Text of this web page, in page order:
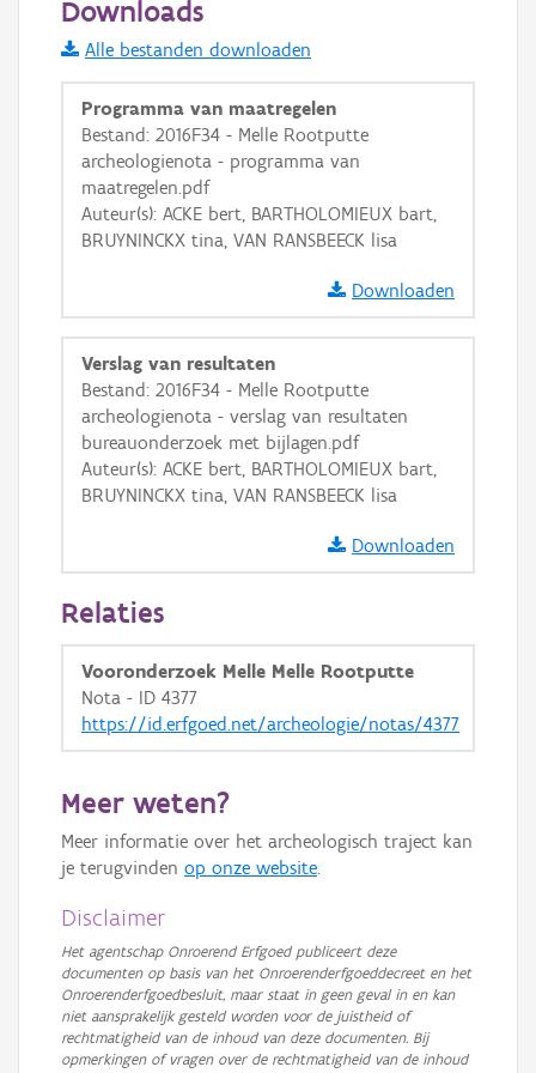
Informatie Vlaanderen
i
+ −
Basis Lagen
OSM-Basiskaart
Ortho
GRB-Basiskaart
Downloads
Alle bestanden downloaden
Programma van maatregelen
Bestand: 2016F34 - Melle Rootputte
archeologienota - programma van
maatregelen.pdf
Auteur(s): ACKE bert, BARTHOLOMIEUX bart,
BRUYNINCKX tina, VAN RANSBEECK lisa
Downloaden
Verslag van resultaten
Bestand: 2016F34 - Melle Rootputte
archeologienota - verslag van resultaten
bureauonderzoek met bijlagen.pdf
Auteur(s): ACKE bert, BARTHOLOMIEUX bart,
BRUYNINCKX tina, VAN RANSBEECK lisa
Downloaden
Relaties
Vooronderzoek Melle Melle Rootputte
Nota - ID 4377
https://id.erfgoed.net/archeologie/notas/4377
Meer weten?
Meer informatie over het archeologisch traject kan
je terugvinden op onze website.
Disclaimer
Het agentschap Onroerend Erfgoed publiceert deze
documenten op basis van het Onroerenderfgoeddecreet en het
Onroerenderfgoedbesluit, maar staat in geen geval in en kan
niet aansprakelijk gesteld worden voor de juistheid of
rechtmatigheid van de inhoud van deze documenten. Bij
opmerkingen of vragen over de rechtmatigheid van de inhoud